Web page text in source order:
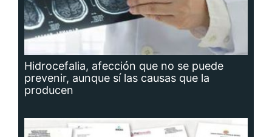
Hidrocefalia, afección que no se puede
prevenir, aunque sí las causas que la
producen